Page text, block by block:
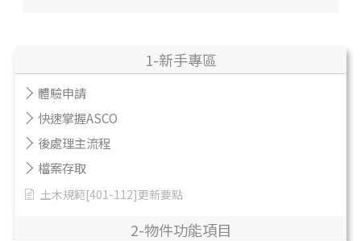
1-新手專區
體驗申請
快速掌握ASCO
後處理主流程
檔案存取
土木規範[401-112]更新要點
2-物件功能項目